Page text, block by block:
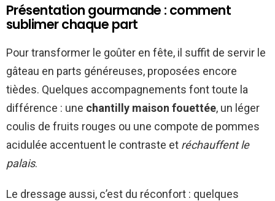
Présentation gourmande : comment
sublimer chaque part
Pour transformer le goûter en fête, il suffit de servir le
gâteau en parts généreuses, proposées encore
tièdes. Quelques accompagnements font toute la
différence : une chantilly maison fouettée, un léger
coulis de fruits rouges ou une compote de pommes
acidulée accentuent le contraste et réchauffent le
palais.
Le dressage aussi, c’est du réconfort : quelques